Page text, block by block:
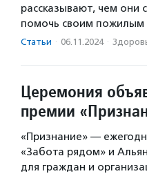
рассказывают, чем они
помочь своим пожилым
Статьи · 06.11.2024 ·
Церемония
премии
«Признание» —
«Забота рядом» и
для граждан и